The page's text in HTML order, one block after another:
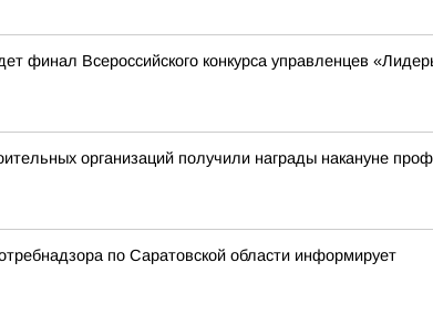
финал Всероссийского конкурса управленцев
организаций получили награды накануне
по Саратовской области информирует